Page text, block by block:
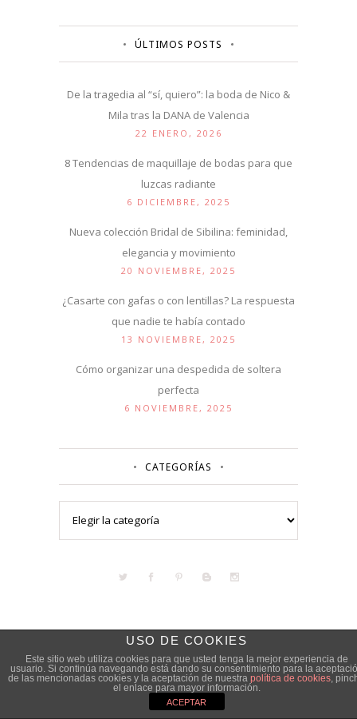
ÚLTIMOS POSTS
De la tragedia al “sí, quiero”: la boda de Nico &
Mila tras la DANA de Valencia
22 ENERO, 2026
8 Tendencias de maquillaje de bodas para que
luzcas radiante
6 DICIEMBRE, 2025
Nueva colección Bridal de Sibilina: feminidad,
elegancia y movimiento
20 NOVIEMBRE, 2025
¿Casarte con gafas o con lentillas? La respuesta
que nadie te había contado
13 NOVIEMBRE, 2025
Cómo organizar una despedida de soltera
perfecta
6 NOVIEMBRE, 2025
CATEGORÍAS
USO DE COOKIES
Este sitio web utiliza cookies para que usted tenga la mejor experiencia de
usuario. Si continúa navegando está dando su consentimiento para la
de las mencionadas cookies y la aceptación de nuestra política de cookies,
el enlace para mayor información.
ACEPTAR